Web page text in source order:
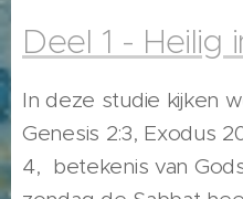
Deel 1 - Heilig
In deze studie kijken
Genesis 2:3, Exodus
4, betekenis van